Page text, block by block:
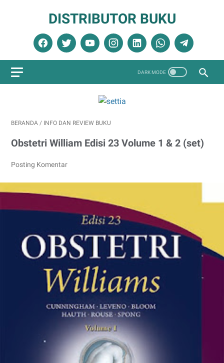
DISTRIBUTOR BUKU
BERANDA / INFO DAN REVIEW BUKU
Obstetri William Edisi 23 Volume 1 & 2 (set)
Posting Komentar